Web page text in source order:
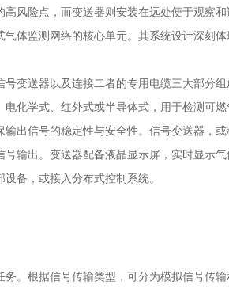
风险点，而变送器则安装在远处便于观察
体监测网络的核心单元。其系统设计深刻
号变送器以及连接二者的专用电缆三大部分
化学式、红外式或半导体式，用于检测可
出信号的稳定性与安全性。信号变送器，
输出。变送器配备液晶显示屏，实时显示
备，或接入分布式控制系统。
根据信号传输类型，可分为模拟信号传